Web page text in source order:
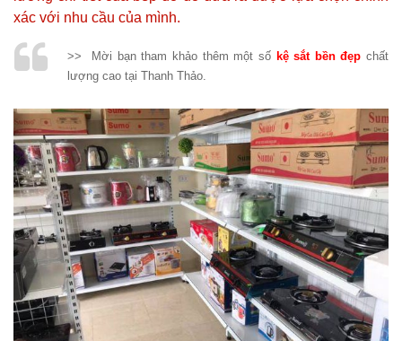
xác với nhu cầu của mình.
>> Mời bạn tham khảo thêm một số kệ sắt bền đẹp chất
lượng cao tại Thanh Thảo.